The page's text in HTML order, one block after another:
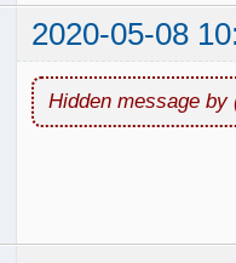
2020-05-08
Hidden message by